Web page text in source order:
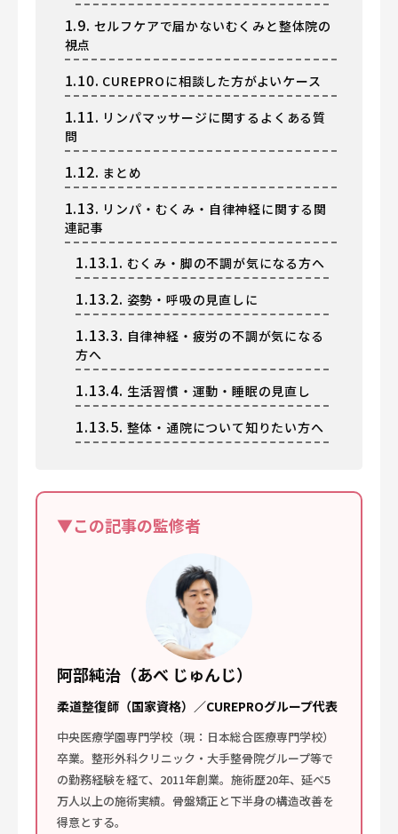
1.9. セルフケアで届かないむくみと整体院の
視点
1.10. CUREPROに相談した方がよいケース
1.11. リンパマッサージに関するよくある質
問
1.12. まとめ
1.13. リンパ・むくみ・自律神経に関する関
連記事
1.13.1. むくみ・脚の不調が気になる方へ
1.13.2. 姿勢・呼吸の見直しに
1.13.3. 自律神経・疲労の不調が気になる
方へ
1.13.4. 生活習慣・運動・睡眠の見直し
1.13.5. 整体・通院について知りたい方へ
▼この記事の監修者
阿部純治（あべ じゅんじ）
柔道整復師（国家資格）／CUREPROグループ代表
中央医療学園専門学校（現：日本総合医療専門学校）
卒業。整形外科クリニック・大手整骨院グループ等で
の勤務経験を経て、2011年創業。施術歴20年、延べ5
万人以上の施術実績。骨盤矯正と下半身の構造改善を
得意とする。